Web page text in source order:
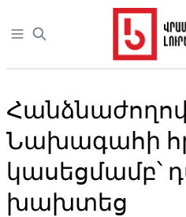
Open sidebar
Նախագահի
կասեցմամբ՝
խախտեց